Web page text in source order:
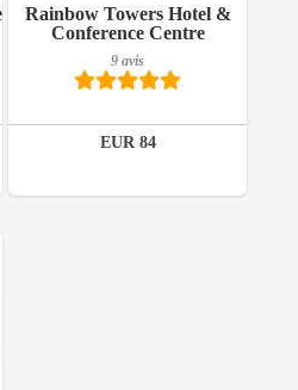
Rainbow Towers Hotel &
Conference Centre
9 avis
EUR 84
Petit-déjeuner inclus
9 avis